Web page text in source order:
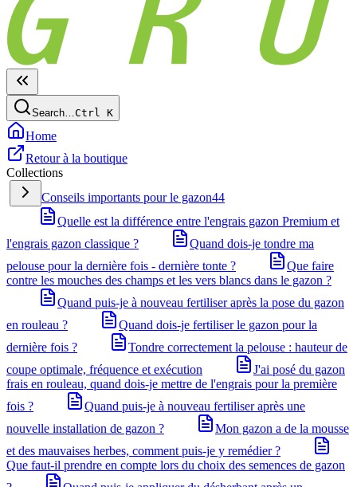
Search…Ctrl K
Home
Retour à la boutique
Collections
Conseils importants pour le gazon44
Quelle est la différence entre l'engrais gazon Premium et
l'engrais gazon classique ?
Quand dois-je tondre ma
pelouse pour la dernière fois - dernière tonte ?
Que faire
contre les mouches des champs et les vers blancs dans le gazon ?
Quand puis-je à nouveau fertiliser après la pose du gazon
en rouleau ?
Quand dois-je fertiliser le gazon pour la
dernière fois ?
Tondre correctement la pelouse : hauteur de
coupe optimale, fréquence et exécution
J'ai posé du gazon
frais en rouleau, quand dois-je mettre de l'engrais pour la première
fois ?
Quand puis-je à nouveau fertiliser après une
nouvelle installation de gazon ?
Mon gazon a de la mousse
et des mauvaises herbes, comment puis-je y remédier ?
Que faut-il prendre en compte lors du choix des semences de gazon